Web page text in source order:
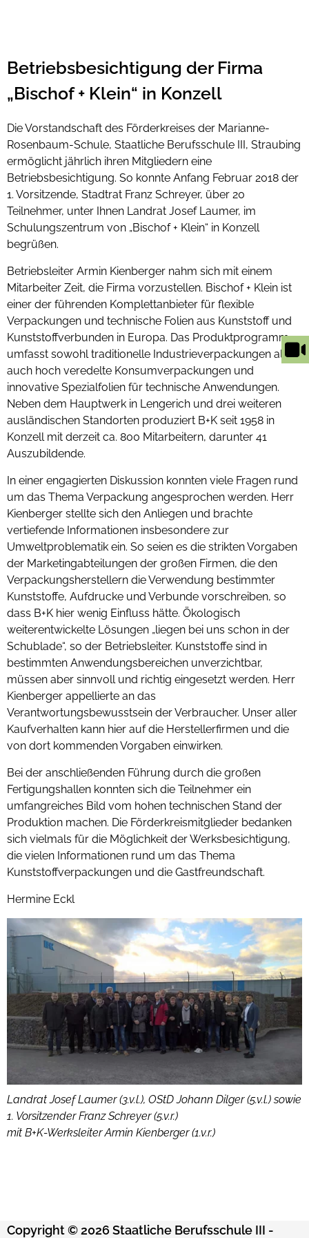
Betriebsbesichtigung der Firma
„Bischof + Klein“ in Konzell
Die Vorstandschaft des Förderkreises der Marianne-
Rosenbaum-Schule, Staatliche Berufsschule III, Straubing
ermöglicht jährlich ihren Mitgliedern eine
Betriebsbesichtigung. So konnte Anfang Februar 2018 der
1. Vorsitzende, Stadtrat Franz Schreyer, über 20
Teilnehmer, unter Ihnen Landrat Josef Laumer, im
Schulungszentrum von „Bischof + Klein“ in Konzell
begrüßen.
Betriebsleiter Armin Kienberger nahm sich mit einem
Mitarbeiter Zeit, die Firma vorzustellen. Bischof + Klein ist
einer der führenden Komplettanbieter für flexible
Verpackungen und technische Folien aus Kunststoff und
Kunststoffverbunden in Europa. Das Produktprogramm
umfasst sowohl traditionelle Industrieverpackungen als
auch hoch veredelte Konsumverpackungen und
innovative Spezialfolien für technische Anwendungen.
Neben dem Hauptwerk in Lengerich und drei weiteren
ausländischen Standorten produziert B+K seit 1958 in
Konzell mit derzeit ca. 800 Mitarbeitern, darunter 41
Auszubildende.
In einer engagierten Diskussion konnten viele Fragen rund
um das Thema Verpackung angesprochen werden. Herr
Kienberger stellte sich den Anliegen und brachte
vertiefende Informationen insbesondere zur
Umweltproblematik ein. So seien es die strikten Vorgaben
der Marketingabteilungen der großen Firmen, die den
Verpackungsherstellern die Verwendung bestimmter
Kunststoffe, Aufdrucke und Verbunde vorschreiben, so
dass B+K hier wenig Einfluss hätte. Ökologisch
weiterentwickelte Lösungen „liegen bei uns schon in der
Schublade“, so der Betriebsleiter. Kunststoffe sind in
bestimmten Anwendungsbereichen unverzichtbar,
müssen aber sinnvoll und richtig eingesetzt werden. Herr
Kienberger appellierte an das
Verantwortungsbewusstsein der Verbraucher. Unser aller
Kaufverhalten kann hier auf die Herstellerfirmen und die
von dort kommenden Vorgaben einwirken.
Bei der anschließenden Führung durch die großen
Fertigungshallen konnten sich die Teilnehmer ein
umfangreiches Bild vom hohen technischen Stand der
Produktion machen. Die Förderkreismitglieder bedanken
sich vielmals für die Möglichkeit der Werksbesichtigung,
die vielen Informationen rund um das Thema
Kunststoffverpackungen und die Gastfreundschaft.
Hermine Eckl
Landrat Josef Laumer (3.v.l.), OStD Johann Dilger (5.v.l.) sowie
1. Vorsitzender Franz Schreyer (5.v.r.)
mit B+K-Werksleiter Armin Kienberger (1.v.r.)
Copyright © 2026 Staatliche Berufsschule III -